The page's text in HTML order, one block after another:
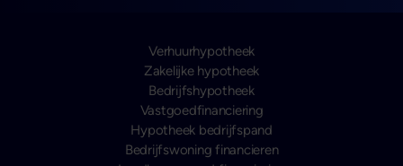
Verhuurhypotheek
Zakelijke hypotheek
Bedrijfshypotheek
Vastgoedfinanciering
Hypotheek bedrijfspand
Bedrijfswoning financieren